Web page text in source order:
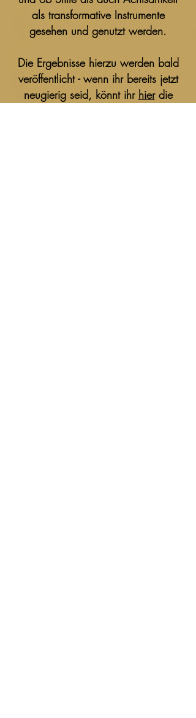
als transformative Instrumente
gesehen und genutzt werden.
Die Ergebnisse hierzu werden bald
veröffentlicht - wenn ihr bereits jetzt
neugierig seid, könnt ihr hierdie